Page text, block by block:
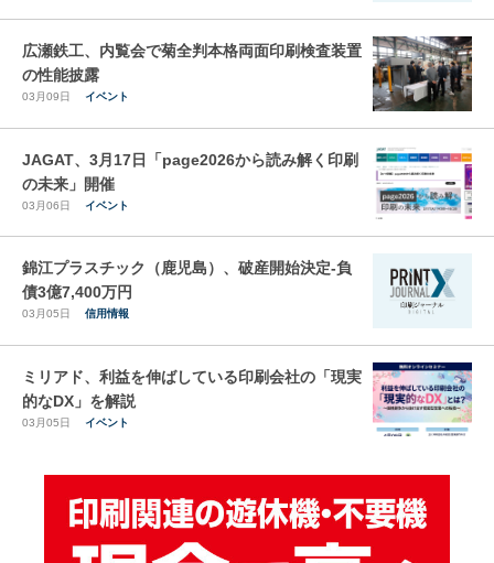
広瀬鉄工、内覧会で菊全判本格両面印刷検査装置
の性能披露
03月09日 イベント
JAGAT、3月17日「page2026から読み解く印刷
の未来」開催
03月06日 イベント
錦江プラスチック（鹿児島）、破産開始決定-負
債3億7,400万円
03月05日 信用情報
ミリアド、利益を伸ばしている印刷会社の「現実
的なDX」を解説
03月05日 イベント